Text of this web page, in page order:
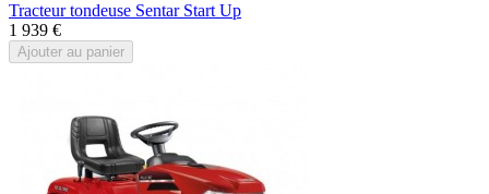
Tracteur tondeuse Sentar Start Up
1 939 €
Ajouter au panier